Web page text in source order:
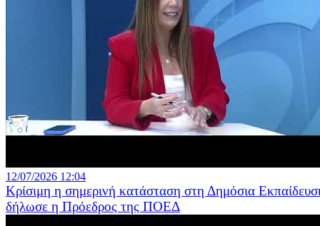
12/07/2026 12:04
Κρίσιμη η σημερινή κατάσταση στη Δημόσια
δήλωσε η Πρόεδρος της ΠΟΕΔ